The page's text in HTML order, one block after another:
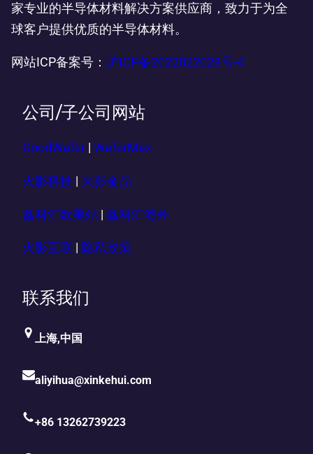
家专业的半导体材料解决方案供应商，致力于为全
球客户提供优质的半导体材料。
网站ICP备案号： 沪ICP备2022022028号-4
公司/子公司网站
GoodWafer WaferMax
火影科技 火影金晶
鑫科汇欧美站 | 鑫科汇海外
火影互联 隐私政策
联系我们
上海,中国
aliyihua@xinkehui.com
+86 13262739223